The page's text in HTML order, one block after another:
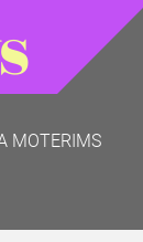
MOTERIMS